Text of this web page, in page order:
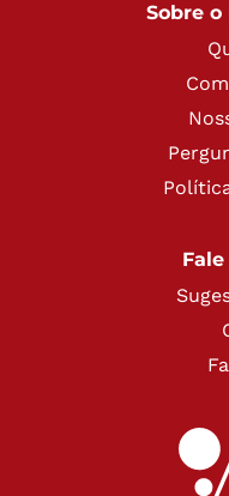
Sobre